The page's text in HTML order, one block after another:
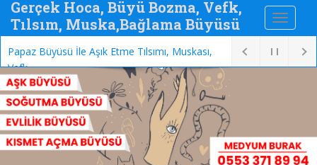
Gerçek Hoca, Büyü Bozma, Vefk,
Tılsım, Muska,Bağlama Büyüsü
Papaz Büyüsü İle Aşık Etme Tılsımı, Muskası,
Vefki ve Malzemeleri